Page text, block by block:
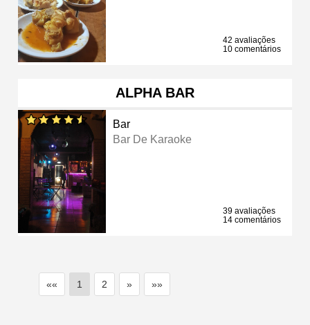
42 avaliações
10 comentários
ALPHA BAR
Bar
Bar De Karaoke
39 avaliações
14 comentários
«« 1 2 » »»